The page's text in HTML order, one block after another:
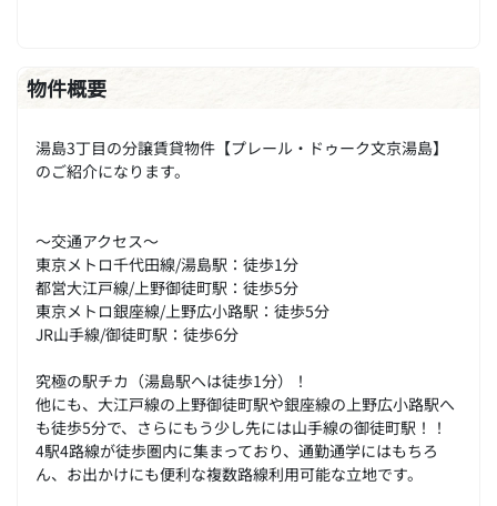
物件概要
湯島3丁目の分譲賃貸物件【プレール・ドゥーク文京湯島】
のご紹介になります。
～交通アクセス～
東京メトロ千代田線/湯島駅：徒歩1分
都営大江戸線/上野御徒町駅：徒歩5分
東京メトロ銀座線/上野広小路駅：徒歩5分
JR山手線/御徒町駅：徒歩6分
究極の駅チカ（湯島駅へは徒歩1分）！
他にも、大江戸線の上野御徒町駅や銀座線の上野広小路駅へ
も徒歩5分で、さらにもう少し先には山手線の御徒町駅！！
4駅4路線が徒歩圏内に集まっており、通勤通学にはもちろ
ん、お出かけにも便利な複数路線利用可能な立地です。